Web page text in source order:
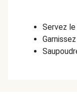
Servez